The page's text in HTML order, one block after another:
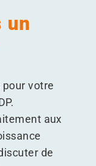
un
votre
aux
de